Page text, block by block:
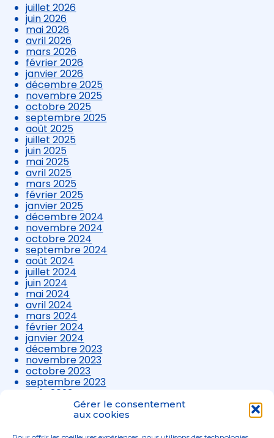
Gérer le consentement
aux cookies
juillet 2026
juin 2026
mai 2026
avril 2026
mars 2026
février 2026
janvier 2026
décembre 2025
novembre 2025
octobre 2025
septembre 2025
août 2025
juillet 2025
juin 2025
mai 2025
avril 2025
mars 2025
février 2025
janvier 2025
décembre 2024
novembre 2024
octobre 2024
septembre 2024
août 2024
juillet 2024
juin 2024
mai 2024
avril 2024
mars 2024
février 2024
janvier 2024
décembre 2023
novembre 2023
octobre 2023
septembre 2023
août 2023
juillet 2023